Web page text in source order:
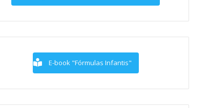
E-book "Fórmulas Infantis"